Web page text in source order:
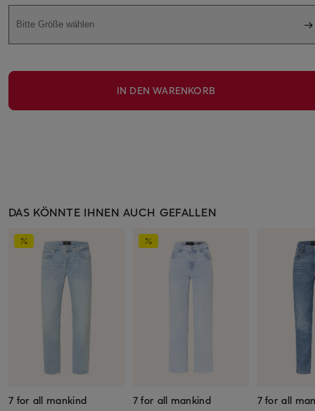
Bitte Größe wählen
IN DEN WARENKORB
DAS KÖNNTE IHNEN AUCH GEFALLEN
7 for all mankind
7 for all mankind
7 for all